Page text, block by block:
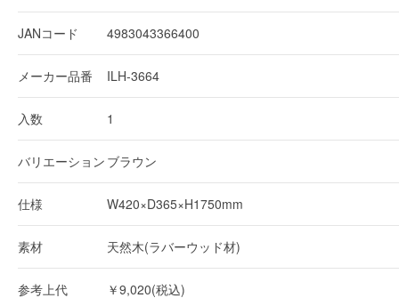
JANコード 4983043366400
メーカー品番 ILH-3664
入数 1
バリエーション ブラウン
仕様 W420×D365×H1750mm
素材 天然木(ラバーウッド材)
参考上代 ￥9,020(税込)